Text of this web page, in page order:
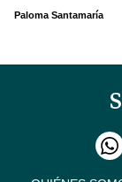
Paloma Santamaría